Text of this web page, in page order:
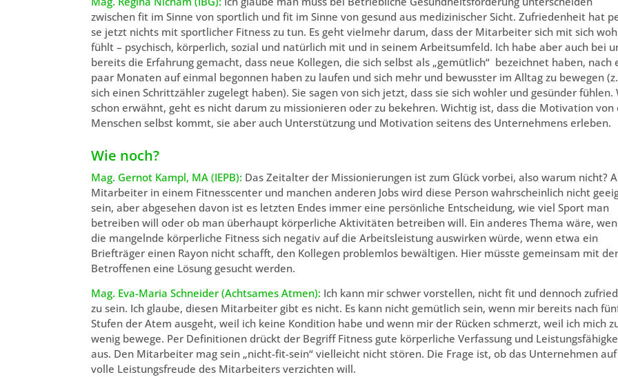
zwischen fit im Sinne von sportlich und fit im Sinne von gesund aus medizinischer Sicht. Zufriedenheit hat
se jetzt nichts mit sportlicher Fitness zu tun. Es geht vielmehr darum, dass der Mitarbeiter sich mit sich
fühlt – psychisch, körperlich, sozial und natürlich mit und in seinem Arbeitsumfeld. Ich habe aber auch bei
bereits die Erfahrung gemacht, dass neue Kollegen, die sich selbst als „gemütlich“ bezeichnet haben, nach
paar Monaten auf einmal begonnen haben zu laufen und sich mehr und bewusster im Alltag zu bewegen
sich einen Schrittzähler zugelegt haben). Sie sagen von sich jetzt, dass sie sich wohler und gesünder fühlen.
schon erwähnt, geht es nicht darum zu missionieren oder zu bekehren. Wichtig ist, dass die Motivation von
Menschen selbst kommt, sie aber auch Unterstützung und Motivation seitens des Unternehmens erleben.
Wie noch?
Mag. Gernot Kampl, MA (IEPB): Das Zeitalter der Missionierungen ist zum Glück vorbei, also warum nicht?
Mitarbeiter in einem Fitnesscenter und manchen anderen Jobs wird diese Person wahrscheinlich nicht
sein, aber abgesehen davon ist es letzten Endes immer eine persönliche Entscheidung, wie viel Sport man
betreiben will oder ob man überhaupt körperliche Aktivitäten betreiben will. Ein anderes Thema wäre,
die mangelnde körperliche Fitness sich negativ auf die Arbeitsleistung auswirken würde, wenn etwa ein
Briefträger einen Rayon nicht schafft, den Kollegen problemlos bewältigen. Hier müsste gemeinsam mit
Betroffenen eine Lösung gesucht werden.
Mag. Eva-Maria Schneider (Achtsames Atmen): Ich kann mir schwer vorstellen, nicht fit und dennoch
zu sein. Ich glaube, diesen Mitarbeiter gibt es nicht. Es kann nicht gemütlich sein, wenn mir bereits nach
Stufen der Atem ausgeht, weil ich keine Kondition habe und wenn mir der Rücken schmerzt, weil ich mich
wenig bewege. Per Definitionen drückt der Begriff Fitness gute körperliche Verfassung und
aus. Den Mitarbeiter mag sein „nicht-fit-sein“ vielleicht nicht stören. Die Frage ist, ob das Unternehmen
volle Leistungsfreude des Mitarbeiters verzichten will.